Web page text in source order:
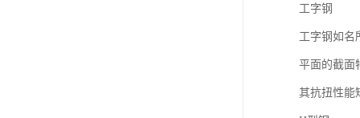
工字钢
工字钢如名
平面的截面
其抗扭性能